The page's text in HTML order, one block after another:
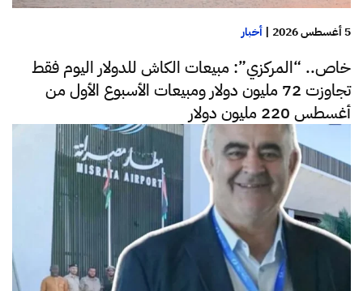
5 أغسطس 2026 | أخبار
خاص.. “المركزي”: مبيعات الكاش للدولار اليوم فقط
تجاوزت 72 مليون دولار ومبيعات الأسبوع الأول من
أغسطس 220 مليون دولار